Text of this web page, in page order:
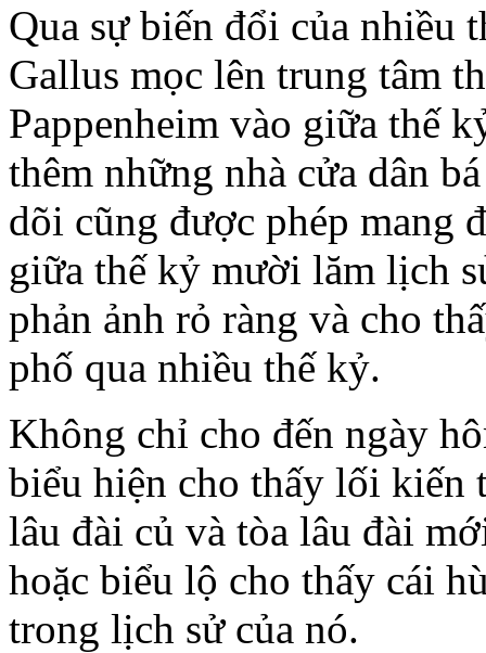
Qua sự biến đổi của nhiều
Gallus mọc lên trung tâm
Pappenheim vào giữa thế
thêm những nhà cửa dân
dõi cũng được phép mang
giữa thế kỷ mười lăm lịch
phản ảnh rỏ ràng và cho
phố qua nhiều thế kỷ.
Không chỉ cho đến ngày
biểu hiện cho thấy lối kiến
lâu đài củ và tòa lâu đài
hoặc biểu lộ cho thấy cái
trong lịch sử của nó.